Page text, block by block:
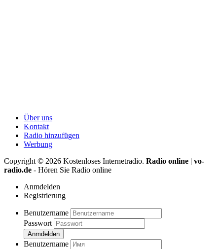
Über uns
Kontakt
Radio hinzufügen
Werbung
Copyright © 2026 Kostenloses Internetradio. Radio online | vo-
radio.de - Hören Sie Radio online
Anmdelden
Registrierung
Benutzername
Passwort
Anmdelden
Benutzername